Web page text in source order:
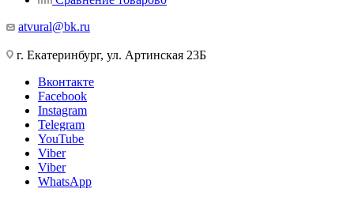
atvural@bk.ru
г. Екатеринбург, ул. Артинская 23Б
Вконтакте
Facebook
Instagram
Telegram
YouTube
Viber
Viber
WhatsApp